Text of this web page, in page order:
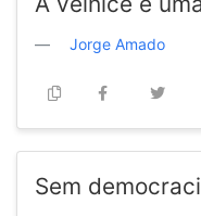
Jorge Amado
Sem